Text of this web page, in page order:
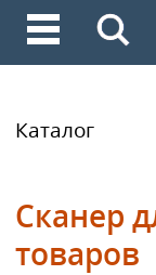
Каталог
Сканер
товаров